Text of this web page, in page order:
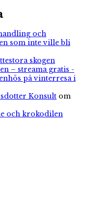
och
som inte ville bli
skogen
– streama gratis -
på vinterresa i
Konsult om
och krokodilen